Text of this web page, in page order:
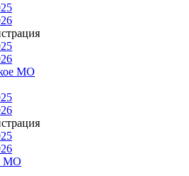
МО
МО